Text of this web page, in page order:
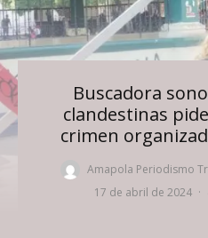
Buscadora
clandestinas
crimen
Amapola Periodismo
17 de abril de 2024 ·